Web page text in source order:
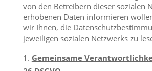
von den Betreibern dieser sozialen
erhobenen Daten informieren
wir Ihnen, die
jeweiligen sozialen Netzwerks zu
Gemeinsame